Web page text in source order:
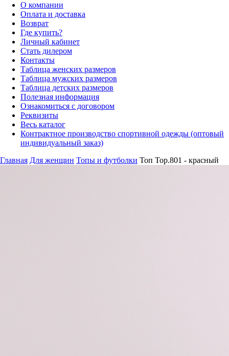
О компании
Оплата и доставка
Возврат
Где купить?
Личный кабинет
Стать дилером
Контакты
Таблица женских размеров
Таблица мужских размеров
Таблица детских размеров
Полезная информация
Ознакомиться с договором
Реквизиты
Весь каталог
Контрактное производство спортивной одежды (оптовый
индивидуальный заказ)
Главная Для женщин Топы и футболки Топ Top.801 - красный